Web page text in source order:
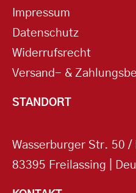
Impressum
Datenschutz
Widerrufsrecht
Versand- &
STANDORT
Wasserburger Str. 50
83395 Freilassing |